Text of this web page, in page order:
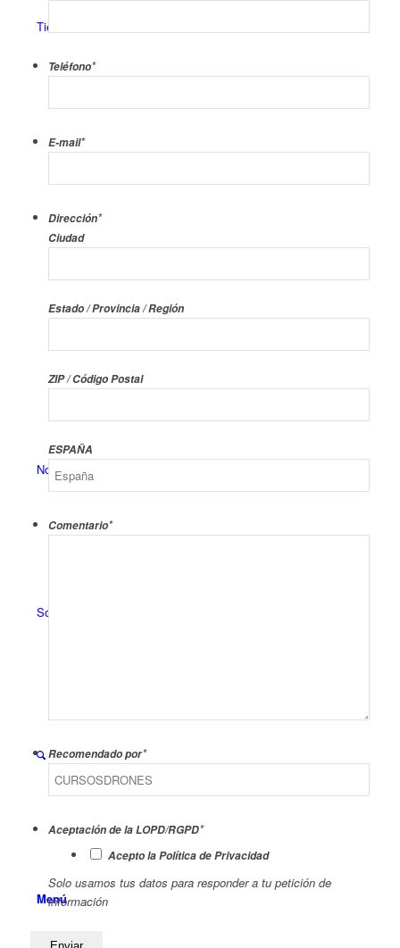
Tienda
Noticias
Solicitar Información
Menú
Teléfono*
E-mail*
Dirección*
Ciudad
Estado / Provincia / Región
ZIP / Código Postal
ESPAÑA
Comentario*
Recomendado por*
Aceptación de la LOPD/RGPD*
Acepto la Política de Privacidad
Solo usamos tus datos para responder a tu petición de
información